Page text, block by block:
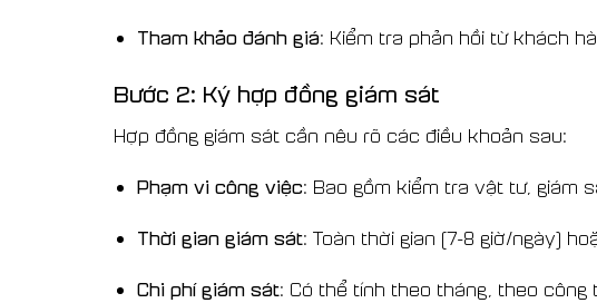
Tham khảo đánh giá: Kiểm tra phản hồi từ khách
Bước 2: Ký hợp đồng giám sát
Hợp đồng giám sát cần nêu rõ các điều khoản sau:
Phạm vi công việc: Bao gồm kiểm tra vật tư, giám
Thời gian giám sát: Toàn thời gian (7-8 giờ/ngày)
Chi phí giám sát: Có thể tính theo tháng, theo công